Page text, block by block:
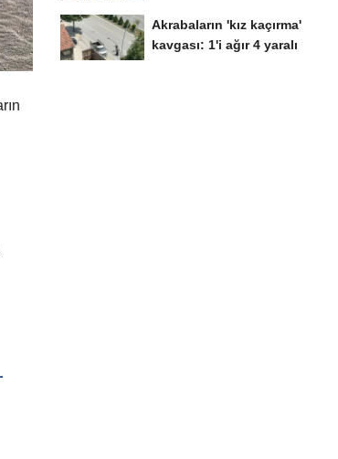
Akrabaların 'kız kaçırma'
kavgası: 1'i ağır 4 yaralı